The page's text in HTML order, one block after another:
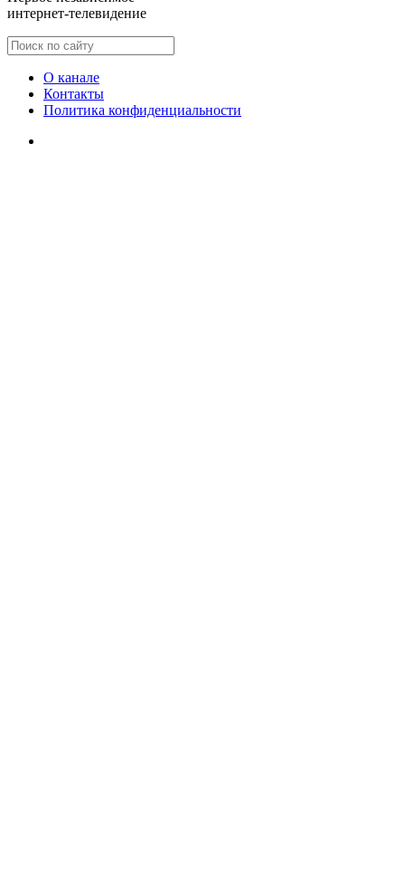
интернет-телевидение
О канале
Контакты
Политика конфиденциальности